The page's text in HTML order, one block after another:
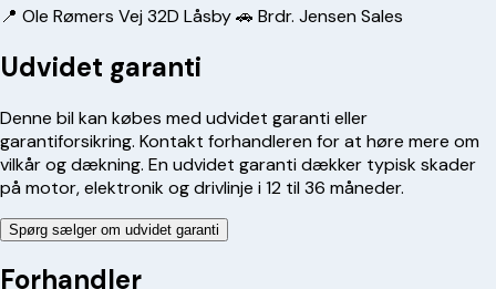
📍 Ole Rømers Vej 32D Låsby 🚗 Brdr. Jensen Sales
Udvidet garanti
Denne bil kan købes med udvidet garanti eller
garantiforsikring. Kontakt forhandleren for at høre mere om
vilkår og dækning. En udvidet garanti dækker typisk skader
på motor, elektronik og drivlinje i 12 til 36 måneder.
Spørg sælger om udvidet garanti
Forhandler